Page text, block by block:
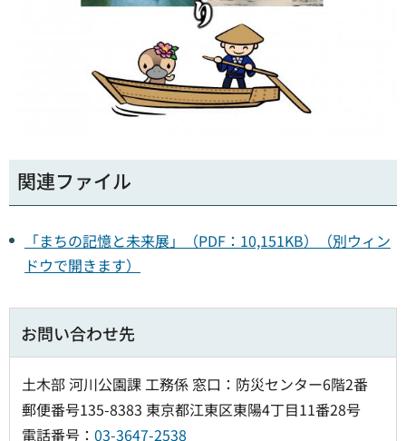
関連ファイル
「まちの記憶と未来展」（PDF：10,151KB）（別ウィン
ドウで開きます）
お問い合わせ先
土木部 河川公園課 工務係 窓口：防災センター6階2番
郵便番号135-8383 東京都江東区東陽4丁目11番28号
電話番号： 03-3647-2538